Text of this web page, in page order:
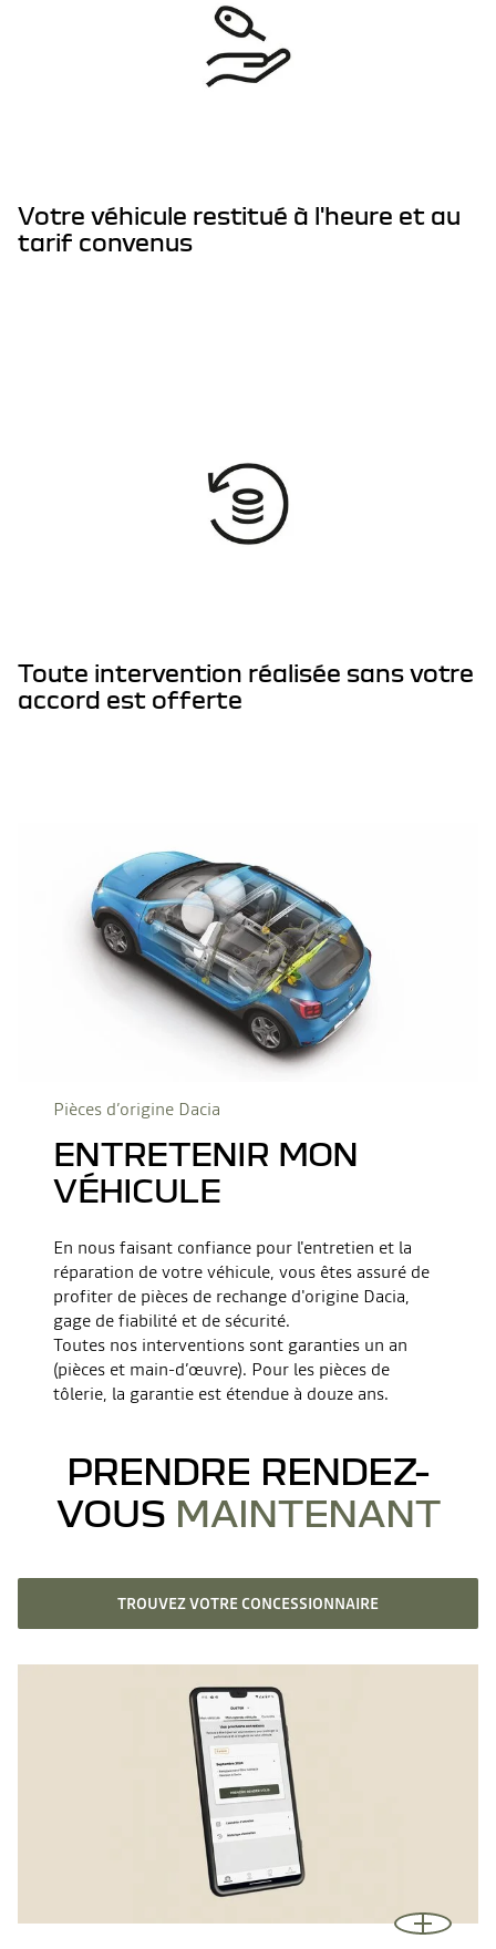
Votre véhicule restitué à l'heure et au
tarif convenus
Toute intervention réalisée sans votre
accord est offerte
Pièces d’origine Dacia
ENTRETENIR MON
VÉHICULE
En nous faisant confiance pour l'entretien et la
réparation de votre véhicule, vous êtes assuré de
profiter de pièces de rechange d'origine Dacia,
gage de fiabilité et de sécurité.
Toutes nos interventions sont garanties un an
(pièces et main-d’œuvre). Pour les pièces de
tôlerie, la garantie est étendue à douze ans.
PRENDRE RENDEZ-
VOUS MAINTENANT
TROUVEZ VOTRE CONCESSIONNAIRE